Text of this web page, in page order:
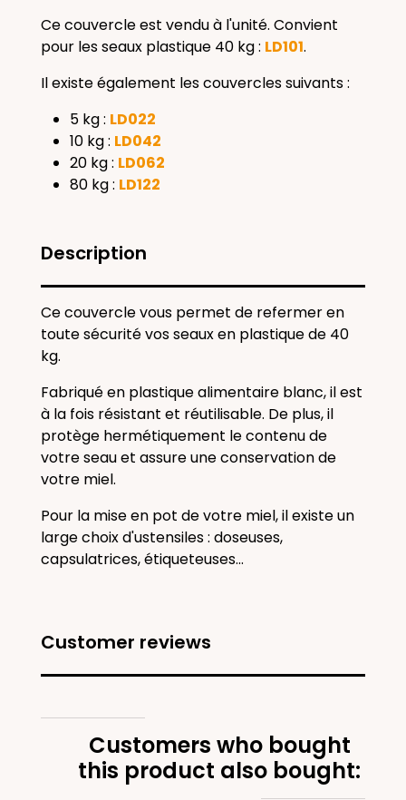
Ce couvercle est vendu à l'unité. Convient
pour les seaux plastique 40 kg : LD101.
Il existe également les couvercles suivants :
5 kg : LD022
10 kg : LD042
20 kg : LD062
80 kg : LD122
Description
Ce couvercle vous permet de refermer en
toute sécurité vos seaux en plastique de 40
kg.
Fabriqué en plastique alimentaire blanc, il est
à la fois résistant et réutilisable. De plus, il
protège hermétiquement le contenu de
votre seau et assure une conservation de
votre miel.
Pour la mise en pot de votre miel, il existe un
large choix d'ustensiles : doseuses,
capsulatrices, étiqueteuses...
Customer reviews
Customers who bought
this product also bought: